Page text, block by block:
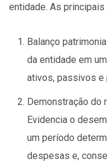
entidade. As
Balanço
da entidade em
ativos, passivos e
Demonstração do
Evidencia o
um período
despesas e,